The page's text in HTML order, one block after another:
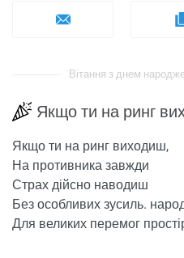
Вітання з днем
Якщо ти на ринг
Якщо ти на ринг виходиш,
На противника завжди
Страх дійсно наводиш
Без особливих зусиль.
Для великих перемог